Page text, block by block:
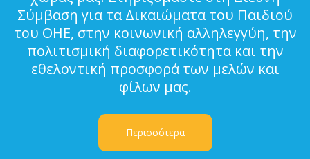
Σύμβαση για τα Δικαιώματα του Παιδιού
του ΟΗΕ, στην κοινωνική αλληλεγγύη, την
πολιτισμική διαφορετικότητα και την
εθελοντική προσφορά των μελών και
φίλων μας.
Περισσότερα